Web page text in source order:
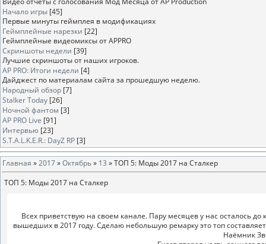
Начало игры [45]
Первые минуты геймплея в модификациях
Геймплейные нарезки [22]
Геймплейные видеомиксы от APPRO
Скриншоты недели [39]
Лучшие скриншоты от наших игроков.
AP PRO: Итоги недели [4]
Дайджест по материалам сайта за прошедшую неделю.
Народный обзор [7]
Stalker Today [26]
Ночной фантом [3]
AP PRO Live [91]
Интервью [23]
S.T.A.L.K.E.R.: DayZ RP [3]
Главная »2017»Октябрь» 13 » ТОП 5: Моды 2017 на Сталкер
ТОП 5: Моды 2017 на Сталкер
Всех приветствую на своем канале. Пару месяцев у нас осталось
вышедших в 2017 году. Сделаю небольшую ремарку это топ
Наёмник